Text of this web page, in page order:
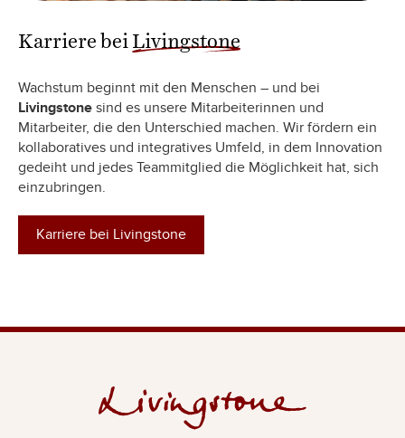
Karriere bei Livingstone
Wachstum beginnt mit den Menschen – und bei
Livingstone sind es unsere Mitarbeiterinnen und
Mitarbeiter, die den Unterschied machen. Wir fördern ein
kollaboratives und integratives Umfeld, in dem Innovation
gedeiht und jedes Teammitglied die Möglichkeit hat, sich
einzubringen.
Karriere bei Livingstone